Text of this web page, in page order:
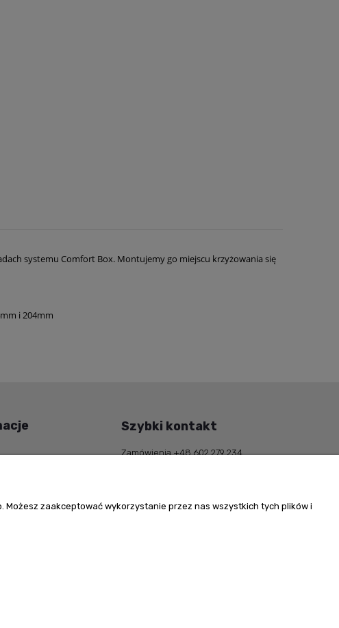
systemu Comfort Box. Montujemy go miejscu krzyżowania się
i 204mm
Szybki kontakt
Zamówienia +48 602 279 234
04-329 Warszawa
zaakceptować wykorzystanie przez nas wszystkich tych plików i